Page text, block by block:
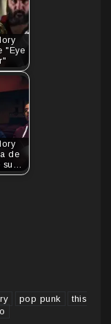
"Eye
de
su…
pop punk
this